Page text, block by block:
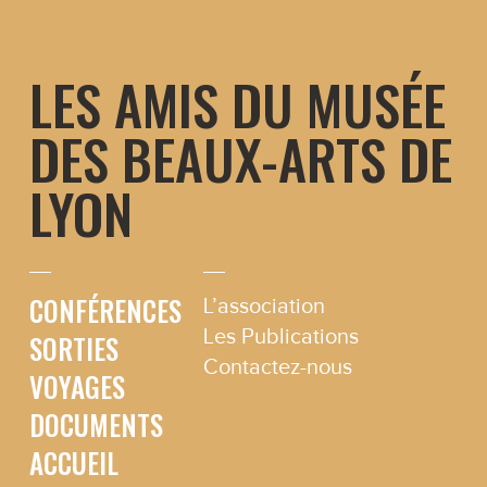
LES AMIS DU MUSÉE
DES BEAUX-ARTS DE
LYON
CONFÉRENCES
SORTIES
VOYAGES
DOCUMENTS
ACCUEIL
L’association
Les Publications
Contactez-nous